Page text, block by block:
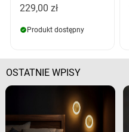
229,00 zł
Produkt dostępny
OSTATNIE WPISY